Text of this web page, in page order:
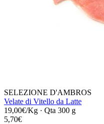
SELEZIONE D'AMBROS
Velate di Vitello da Latte
19,00€/Kg · Qta 300 g
5,70€